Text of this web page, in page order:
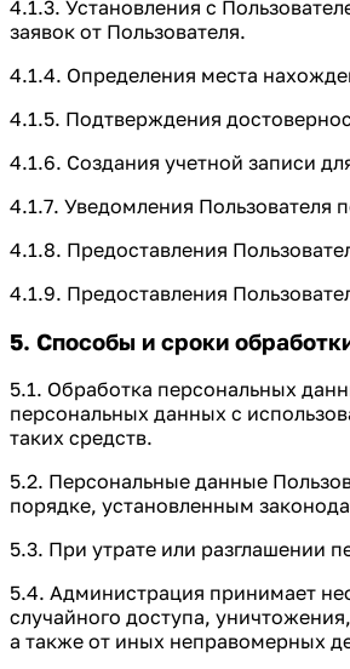
4.1.3. Установления с
заявок от Пользователя.
4.1.4. Определения места
4.1.5. Подтверждения
4.1.6. Создания учетной записи
4.1.7. Уведомления Пользователя
4.1.8. Предоставления
4.1.9. Предоставления
5. Способы и сроки
5.1. Обработка персональных
персональных данных с
таких средств.
5.2. Персональные данные
порядке, установленным
5.3. При утрате или разглашении
5.4. Администрация принимает
случайного доступа,
а также от иных неправомерных